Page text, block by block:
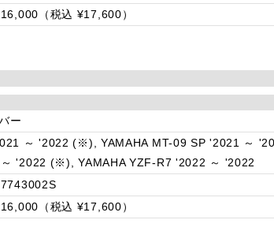
（税込 ¥17,600）
ー
～ '2022 (※), YAMAHA MT-09 SP '2021 ～
'2022 (※), YAMAHA YZF-R7 '2022 ～ '2022
（税込 ¥17,600）